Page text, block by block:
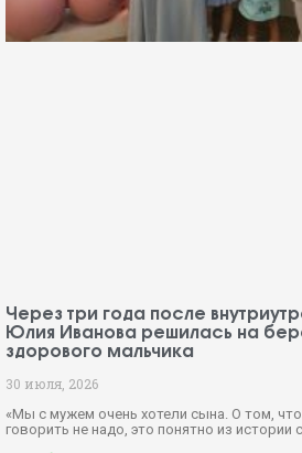
Через три года после
Юлия Иванова решилась на
здорового мальчика
30 июля, 2026
«Мы с мужем очень хотели сына. О том,
говорить не надо, это понятно из истории с